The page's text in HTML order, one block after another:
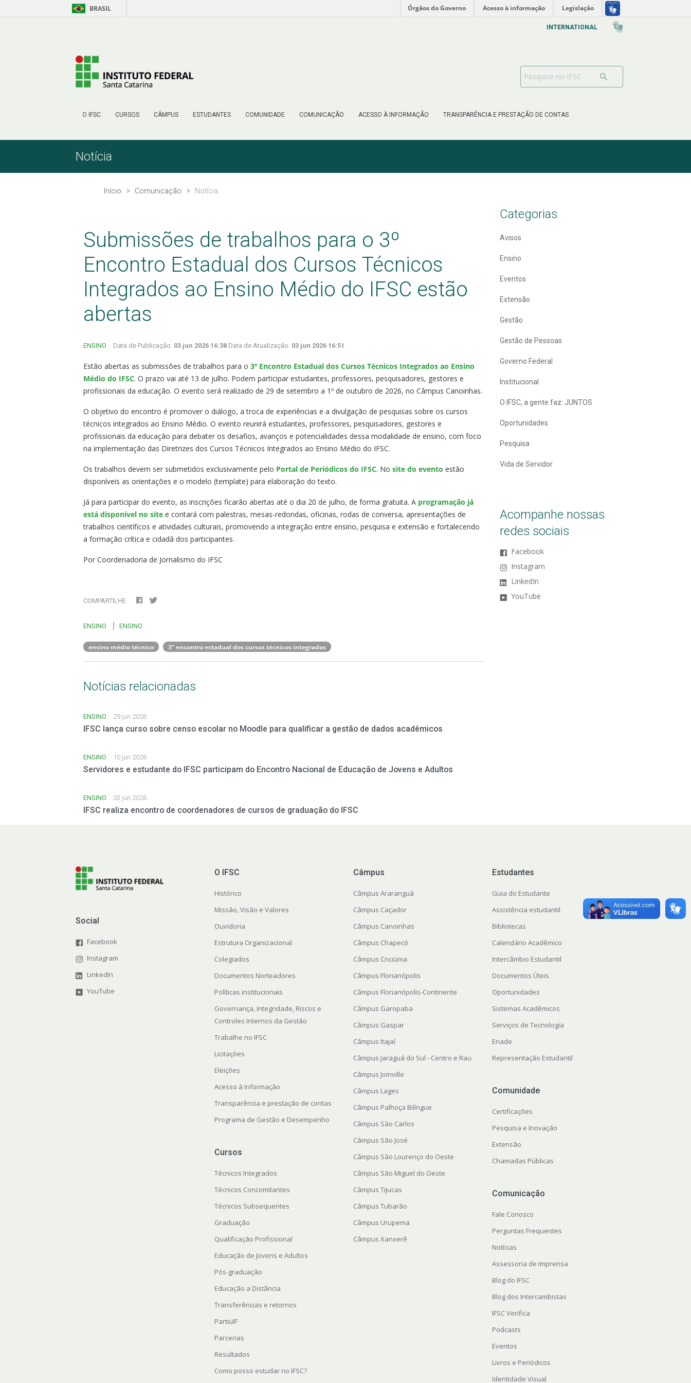
BRASIL Órgãos do Governo Acesso à informação Legislação
O IFSC CURSOS CÂMPUS ESTUDANTES COMUNIDADE COMUNICAÇÃO ACESSO À INFORMAÇÃO TRANSPARÊNCIA E PRESTAÇÃO DE CONTAS
INTERNATIONAL
Notícia
Início Comunicação Notícia
Submissões de trabalhos para o 3º
Encontro Estadual dos Cursos Técnicos
Integrados ao Ensino Médio do IFSC estão
abertas
ENSINO Data de Publicação: 03 jun 2026 16:38 Data de Atualização: 03 jun 2026 16:51
Estão abertas as submissões de trabalhos para o 3º Encontro Estadual dos Cursos Técnicos Integrados ao Ensino
Médio do IFSC. O prazo vai até 13 de julho. Podem participar estudantes, professores, pesquisadores, gestores e
profissionais da educação. O evento será realizado de 29 de setembro a 1º de outubro de 2026, no Câmpus Canoinhas.
O objetivo do encontro é promover o diálogo, a troca de experiências e a divulgação de pesquisas sobre os cursos
técnicos integrados ao Ensino Médio. O evento reunirá estudantes, professores, pesquisadores, gestores e
profissionais da educação para debater os desafios, avanços e potencialidades dessa modalidade de ensino, com foco
na implementação das Diretrizes dos Cursos Técnicos Integrados ao Ensino Médio do IFSC.
Os trabalhos devem ser submetidos exclusivamente pelo Portal de Periódicos do IFSC. No site do evento estão
disponíveis as orientações e o modelo (template) para elaboração do texto.
Já para participar do evento, as inscrições ficarão abertas até o dia 20 de julho, de forma gratuita. A programação já
está disponível no site e contará com palestras, mesas-redondas, oficinas, rodas de conversa, apresentações de
trabalhos científicos e atividades culturais, promovendo a integração entre ensino, pesquisa e extensão e fortalecendo
a formação crítica e cidadã dos participantes.
Por Coordenadoria de Jornalismo do IFSC
COMPARTILHE
ENSINO ENSINO
ensino médio técnico 3º encontro estadual dos cursos técnicos integrados
Notícias relacionadas
ENSINO 29 jun 2026
IFSC lança curso sobre censo escolar no Moodle para qualificar a gestão de dados acadêmicos
ENSINO 10 jun 2026
Servidores e estudante do IFSC participam do Encontro Nacional de Educação de Jovens e Adultos
ENSINO 03 jun 2026
IFSC realiza encontro de coordenadores de cursos de graduação do IFSC
Categorias
Avisos
Ensino
Eventos
Extensão
Gestão
Gestão de Pessoas
Governo Federal
Institucional
O IFSC, a gente faz: JUNTOS
Oportunidades
Pesquisa
Vida de Servidor
Acompanhe nossas
redes sociais
Facebook
Instagram
LinkedIn
YouTube
Social
Facebook
Instagram
LinkedIn
YouTube
O IFSC
Histórico
Missão, Visão e Valores
Ouvidoria
Estrutura Organizacional
Colegiados
Documentos Norteadores
Políticas institucionais
Governança, Integridade, Riscos e
Controles Internos da Gestão
Trabalhe no IFSC
Licitações
Eleições
Acesso à Informação
Transparência e prestação de contas
Programa de Gestão e Desempenho
Cursos
Técnicos Integrados
Técnicos Concomitantes
Técnicos Subsequentes
Graduação
Qualificação Profissional
Educação de Jovens e Adultos
Pós-graduação
Educação a Distância
Transferências e retornos
PartiuIF
Parcerias
Resultados
Como posso estudar no IFSC?
Câmpus
Câmpus Araranguá
Câmpus Caçador
Câmpus Canoinhas
Câmpus Chapecó
Câmpus Criciúma
Câmpus Florianópolis
Câmpus Florianópolis-Continente
Câmpus Garopaba
Câmpus Gaspar
Câmpus Itajaí
Câmpus Jaraguá do Sul - Centro e Rau
Câmpus Joinville
Câmpus Lages
Câmpus Palhoça Bilíngue
Câmpus São Carlos
Câmpus São José
Câmpus São Lourenço do Oeste
Câmpus São Miguel do Oeste
Câmpus Tijucas
Câmpus Tubarão
Câmpus Urupema
Câmpus Xanxerê
Estudantes
Guia do Estudante
Assistência estudantil
Bibliotecas
Calendário Acadêmico
Intercâmbio Estudantil
Documentos Úteis
Oportunidades
Sistemas Acadêmicos
Serviços de Tecnologia
Enade
Representação Estudantil
Comunidade
Certificações
Pesquisa e Inovação
Extensão
Chamadas Públicas
Comunicação
Fale Conosco
Perguntas Frequentes
Notícias
Assessoria de Imprensa
Blog do IFSC
Blog dos Intercambistas
IFSC Verifica
Podcasts
Eventos
Livros e Periódicos
Identidade Visual